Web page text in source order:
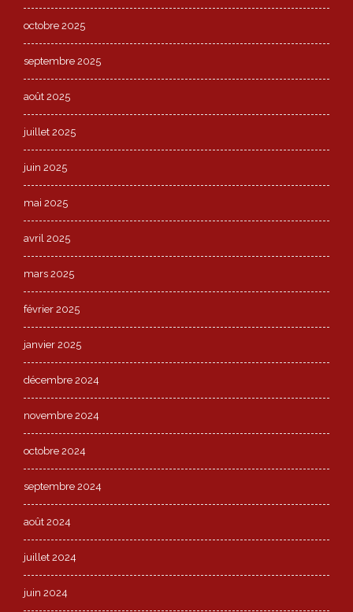
octobre 2025
septembre 2025
août 2025
juillet 2025
juin 2025
mai 2025
avril 2025
mars 2025
février 2025
janvier 2025
décembre 2024
novembre 2024
octobre 2024
septembre 2024
août 2024
juillet 2024
juin 2024